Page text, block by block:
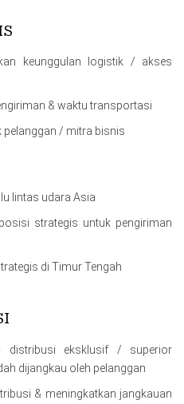
keunggulan logistik / akses
& waktu transportasi
pelanggan / mitra bisnis
lintas udara Asia
strategis untuk pengiriman
di Timur Tengah
distribusi eksklusif / superior
dijangkau oleh pelanggan
& meningkatkan jangkauan